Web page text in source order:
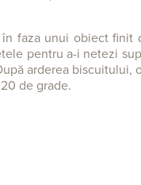
faza unui obiect finit
pentru a-i netezi
arderea biscuitului,
de grade.